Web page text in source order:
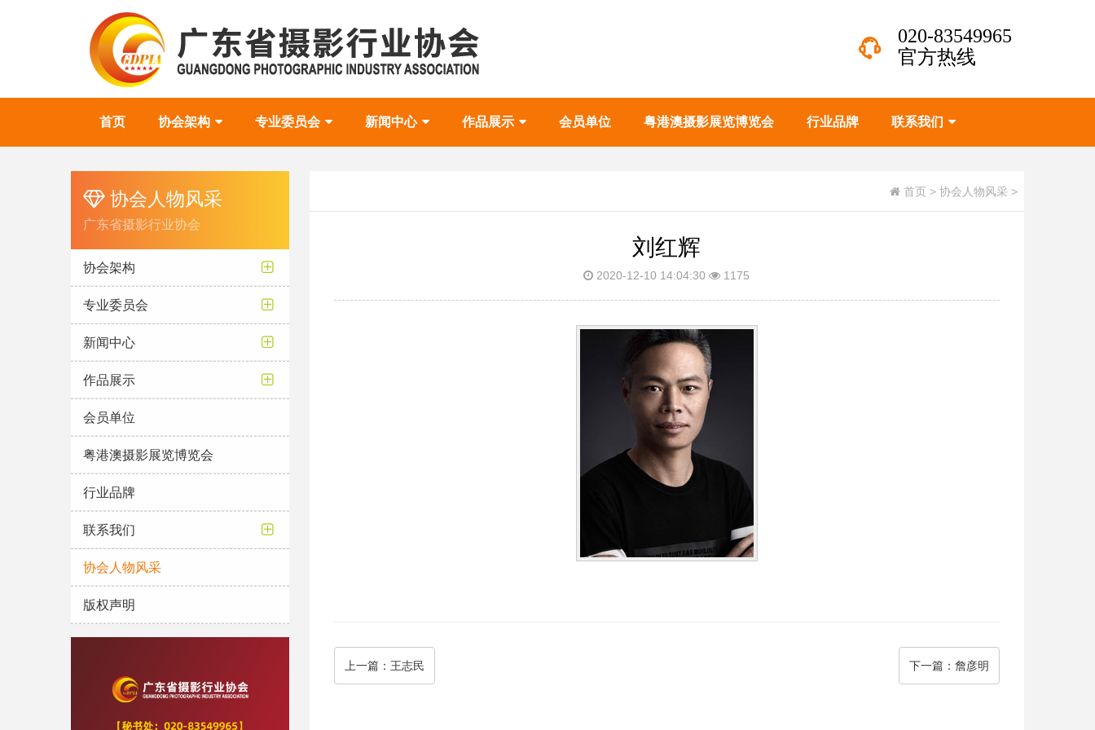
020-83549965
官方热线
首页 协会架构 专业委员会 新闻中心 作品展示 会员单位 粤港澳摄影展览博览会 行业品牌 联系我们
协会人物风采
广东省摄影行业协会
协会架构
专业委员会
新闻中心
作品展示
会员单位
粤港澳摄影展览博览会
行业品牌
联系我们
协会人物风采
版权声明
首页 > 协会人物风采 >
刘红辉
2020-12-10 14:04:30 1175
上一篇：王志民 下一篇 ：詹彦明